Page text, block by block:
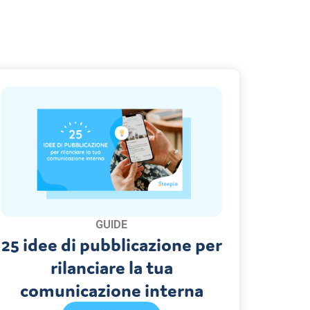
GUIDE
25 idee di pubblicazione per
rilanciare la tua
comunicazione interna